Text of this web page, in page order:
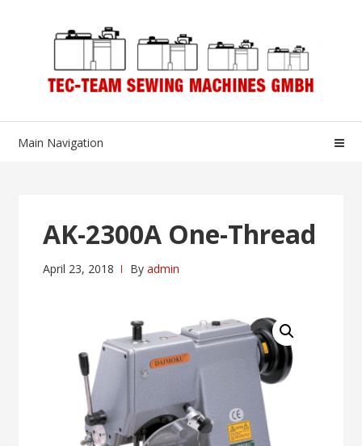
Main Navigation
AK-2300A One-Thread
April 23, 2018 Byadmin